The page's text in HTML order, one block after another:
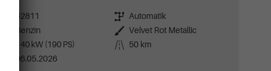
62811 Getriebe Automatik
Benzin Außenfarbe Velvet Rot Metallic
140 kW (190 PS) Kilometerstand
50 km
06.05.2026